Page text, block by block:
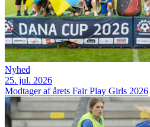
Nyhed
25. jul. 2026
Modtager af årets Fair Play Girls 2026